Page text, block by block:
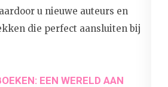
u nieuwe auteurs en
die perfect aansluiten bij
EEN WERELD AAN